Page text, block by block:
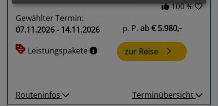
100 %
Gewählter Termin:
07.11.2026 - 14.11.2026
Leistungspakete
p. P. ab€ 5.980,-
zur Reise
Routeninfos Terminübersicht